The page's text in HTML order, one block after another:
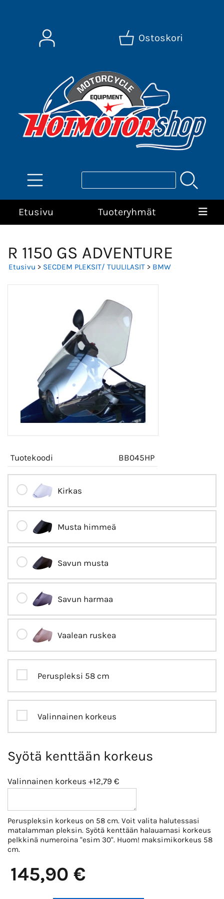
Ostoskori
Etusivu Tuoteryhmät
R 1150 GS ADVENTURE
Etusivu > SECDEM PLEKSIT/ TUULILASIT > BMW
Tuotekoodi BB045HP
Kirkas
Musta himmeä
Savun musta
Savun harmaa
Vaalean ruskea
Peruspleksi 58 cm
Valinnainen korkeus
Syötä kenttään korkeus
Valinnainen korkeus +12,79 €
Peruspleksin korkeus on 58 cm. Voit valita halutessasi
matalamman pleksin. Syötä kenttään halauamasi korkeus
pelkkinä numeroina "esim 30". Huom! maksimikorkeus 58
cm.
145,90 €